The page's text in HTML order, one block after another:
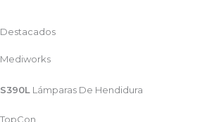
Destacados
Mediworks
S390L Lámparas De Hendidura
TopCon